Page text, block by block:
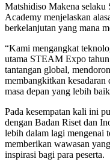
Matshidiso Makena
Academy menjelaskan
berkelanjutan yang mana
“Kami mengangkat
utama STEAM Expo tahun
tantangan global,
membangkitkan kesadaran
masa depan yang lebih
Pada kesempatan kali ini
dengan Badan Riset dan
lebih dalam lagi mengenai
memberikan wawasan
inspirasi bagi para peserta.